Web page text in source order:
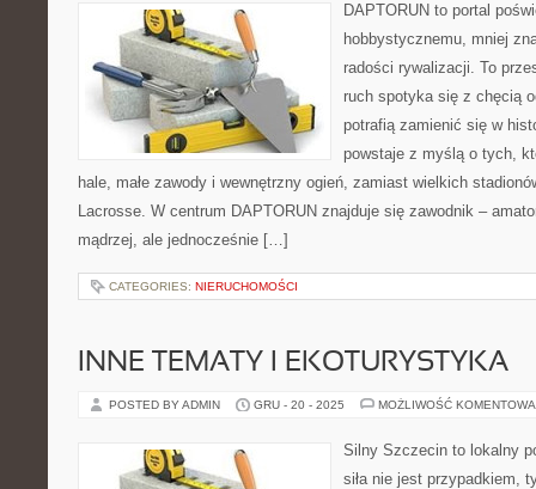
DAPTORUN to portal
hobbystycznemu, mniej
radości rywalizacji. To
ruch spotyka się z chęcią
potrafią zamienić się w
powstaje z myślą o tych,
hale, małe zawody i wewnętrzny ogień, zamiast wielkich
Lacrosse. W centrum DAPTORUN znajduje się zawodnik –
mądrzej, ale jednocześnie […]
CATEGORIES: NIERUCHOMOŚCI
INNE TEMATY I EKOTURYSTYKA
POSTED BY ADMIN GRU - 20 - 2025 MOŻLIWOŚĆ
Silny Szczecin to lokalny
siła nie jest przypadkiem,